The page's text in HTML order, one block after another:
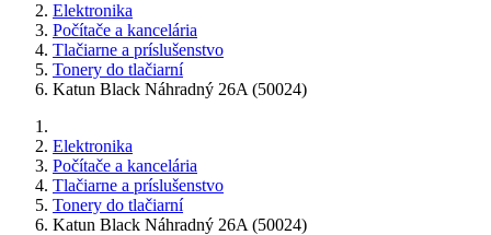
Elektronika
Počítače a kancelária
Tlačiarne a príslušenstvo
Tonery do tlačiarní
Katun Black Náhradný 26A (50024)
Elektronika
Počítače a kancelária
Tlačiarne a príslušenstvo
Tonery do tlačiarní
Katun Black Náhradný 26A (50024)